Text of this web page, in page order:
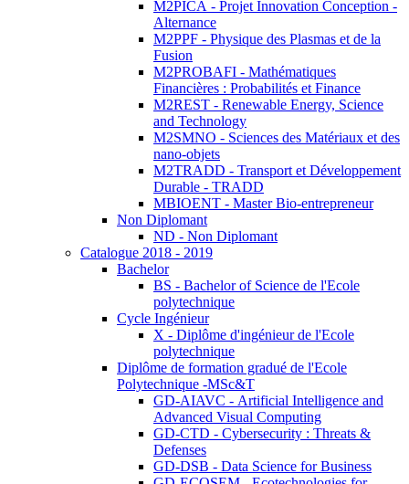
M2PICA - Projet Innovation Conception -
Alternance
M2PPF - Physique des Plasmas et de la
Fusion
M2PROBAFI - Mathématiques
Financières : Probabilités et Finance
M2REST - Renewable Energy, Science
and Technology
M2SMNO - Sciences des Matériaux et des
nano-objets
M2TRADD - Transport et Développement
Durable - TRADD
MBIOENT - Master Bio-entrepreneur
Non Diplomant
ND - Non Diplomant
Catalogue 2018 - 2019
Bachelor
BS - Bachelor of Science de l'Ecole
polytechnique
Cycle Ingénieur
X - Diplôme d'ingénieur de l'Ecole
polytechnique
Diplôme de formation gradué de l'Ecole
Polytechnique -MSc&T
GD-AIAVC - Artificial Intelligence and
Advanced Visual Computing
GD-CTD - Cybersecurity : Threats &
Defenses
GD-DSB - Data Science for Business